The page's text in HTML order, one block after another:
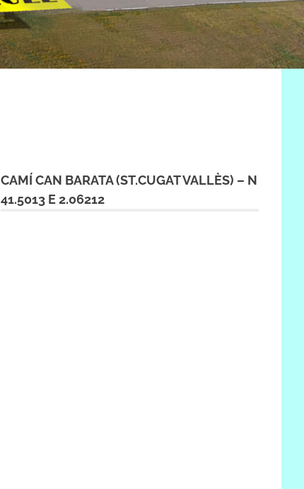
CAMÍ CAN BARATA (ST.CUGAT VALLÈS) – N
41.5013 E 2.06212